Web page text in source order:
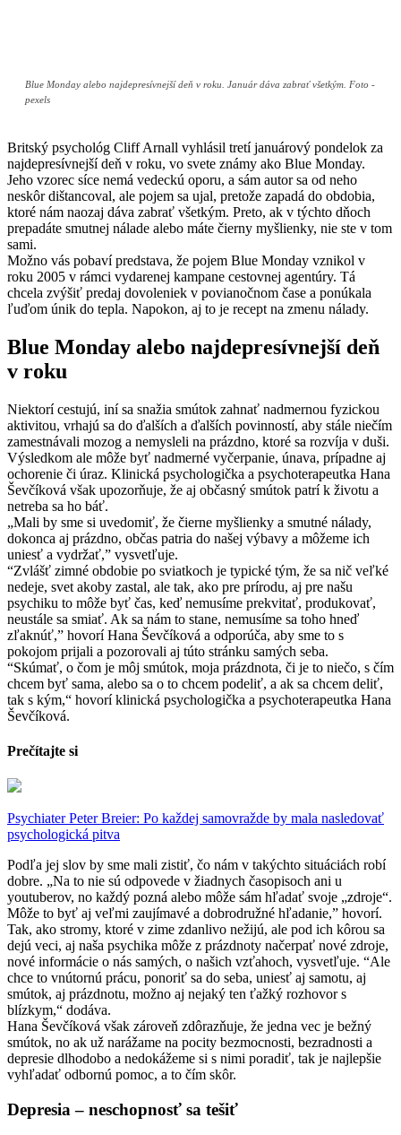
Blue Monday alebo najdepresívnejší deň v roku. Január dáva zabrať všetkým. Foto -
pexels
Britský psychológ Cliff Arnall vyhlásil tretí januárový pondelok za
najdepresívnejší deň v roku, vo svete známy ako Blue Monday.
Jeho vzorec síce nemá vedeckú oporu, a sám autor sa od neho
neskôr dištancoval, ale pojem sa ujal, pretože zapadá do obdobia,
ktoré nám naozaj dáva zabrať všetkým. Preto, ak v týchto dňoch
prepadáte smutnej nálade alebo máte čierny myšlienky, nie ste v tom
sami.
Možno vás pobaví predstava, že pojem Blue Monday vznikol v
roku 2005 v rámci vydarenej kampane cestovnej agentúry. Tá
chcela zvýšiť predaj dovoleniek v povianočnom čase a ponúkala
ľuďom únik do tepla. Napokon, aj to je recept na zmenu nálady.
Blue Monday alebo najdepresívnejší deň
v roku
Niektorí cestujú, iní sa snažia smútok zahnať nadmernou fyzickou
aktivitou, vrhajú sa do ďalších a ďalších povinností, aby stále niečím
zamestnávali mozog a nemysleli na prázdno, ktoré sa rozvíja v duši.
Výsledkom ale môže byť nadmerné vyčerpanie, únava, prípadne aj
ochorenie či úraz. Klinická psychologička a psychoterapeutka Hana
Ševčíková však upozorňuje, že aj občasný smútok patrí k životu a
netreba sa ho báť.
„Mali by sme si uvedomiť, že čierne myšlienky a smutné nálady,
dokonca aj prázdno, občas patria do našej výbavy a môžeme ich
uniesť a vydržať,” vysvetľuje.
“Zvlášť zimné obdobie po sviatkoch je typické tým, že sa nič veľké
nedeje, svet akoby zastal, ale tak, ako pre prírodu, aj pre našu
psychiku to môže byť čas, keď nemusíme prekvitať, produkovať,
neustále sa smiať. Ak sa nám to stane, nemusíme sa toho hneď
zľaknúť,” hovorí Hana Ševčíková a odporúča, aby sme to s
pokojom prijali a pozorovali aj túto stránku samých seba.
“Skúmať, o čom je môj smútok, moja prázdnota, či je to niečo, s čím
chcem byť sama, alebo sa o to chcem podeliť, a ak sa chcem deliť,
tak s kým,“ hovorí klinická psychologička a psychoterapeutka Hana
Ševčíková.
Prečítajte si
Psychiater Peter Breier: Po každej samovražde by mala nasledovať
psychologická pitva
Podľa jej slov by sme mali zistiť, čo nám v takýchto situáciách robí
dobre. „Na to nie sú odpovede v žiadnych časopisoch ani u
youtuberov, no každý pozná alebo môže sám hľadať svoje „zdroje“.
Môže to byť aj veľmi zaujímavé a dobrodružné hľadanie,” hovorí.
Tak, ako stromy, ktoré v zime zdanlivo nežijú, ale pod ich kôrou sa
dejú veci, aj naša psychika môže z prázdnoty načerpať nové zdroje,
nové informácie o nás samých, o našich vzťahoch, vysvetľuje. “Ale
chce to vnútornú prácu, ponoriť sa do seba, uniesť aj samotu, aj
smútok, aj prázdnotu, možno aj nejaký ten ťažký rozhovor s
blízkym,“ dodáva.
Hana Ševčíková však zároveň zdôrazňuje, že jedna vec je bežný
smútok, no ak už narážame na pocity bezmocnosti, bezradnosti a
depresie dlhodobo a nedokážeme si s nimi poradiť, tak je najlepšie
vyhľadať odbornú pomoc, a to čím skôr.
Depresia – neschopnosť sa tešiť